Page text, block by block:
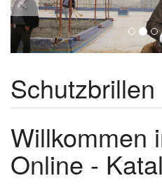
Schutzbrillen
Willkommen
Online -